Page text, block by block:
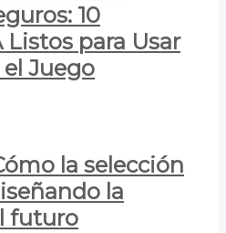
10
para Usar
Juego
la selección
la
futuro